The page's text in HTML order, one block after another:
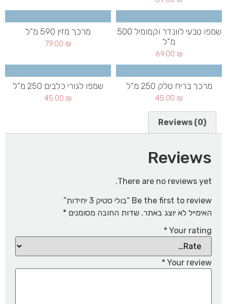
שמפו טבעי לוונדר וקמומיל 500
מ"ל
69.00 ₪
מרכך מזין 590 מ"ל
79.00 ₪
מרכך בריח טלק 250 מ"ל
45.00 ₪
שמפו לגורי כלבים 250 מ"ל
45.00 ₪
Reviews (0)
Reviews
There are no reviews yet.
Be the first to review “בולי סטיק 3 יחידות”
האימייל לא יוצג באתר. שדות החובה מסומנים *
Your rating
*
Your review
*